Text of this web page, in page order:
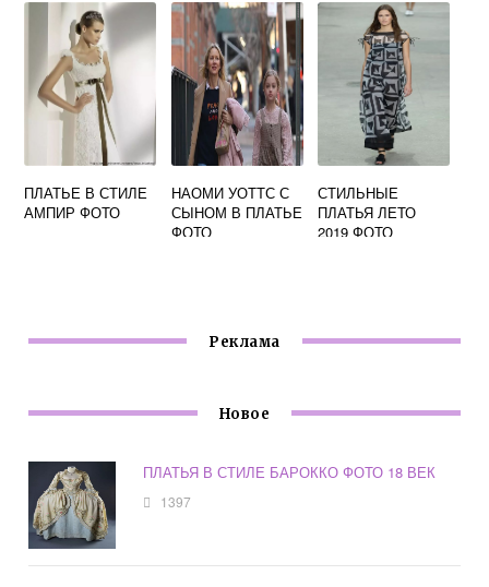
ПЛАТЬЕ В СТИЛЕ
АМПИР ФОТО
НАОМИ УОТТС С
СЫНОМ В ПЛАТЬЕ
ФОТО
СТИЛЬНЫЕ
ПЛАТЬЯ ЛЕТО
2019 ФОТО
Реклама
Новое
ПЛАТЬЯ В СТИЛЕ БАРОККО ФОТО 18 ВЕК
1397